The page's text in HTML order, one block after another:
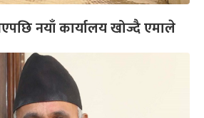
नयाँ कार्यालय खोज्दै एमाले